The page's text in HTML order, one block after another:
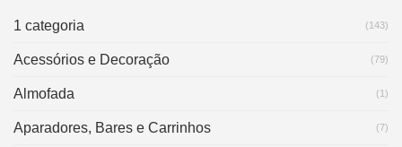
1 categoria (143)
Acessórios e Decoração (79)
Almofada (1)
Aparadores, Bares e Carrinhos (7)